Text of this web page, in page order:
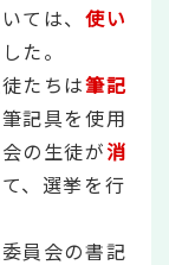
ては、使い
た。
たちは筆記
記具を使用
の生徒が消
、選挙を行
員会の書記